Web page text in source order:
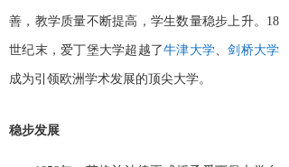
善，教学质量不断提高，学生数量稳步上升。18
世纪末，爱丁堡大学超越了牛津大学、剑桥大学
成为引领欧洲学术发展的顶尖大学。
稳步发展